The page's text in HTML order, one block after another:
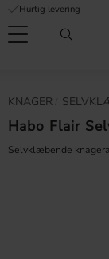
Menu
Hurtig levering
KNAGER
Habo Flair
Selvklæbende
Ofte